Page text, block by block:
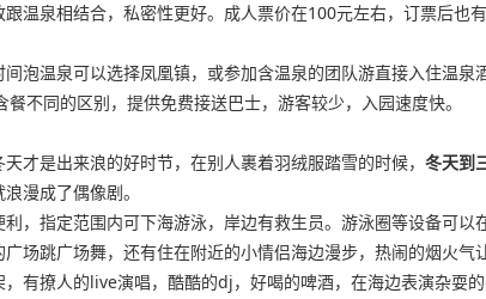
温泉相结合，私密性更好。成人票价在100元左右，订票后也
泡温泉可以选择凤凰镇，或参加含温泉的团队游直接入住温
不同的区别，提供免费接送巴士，游客较少，入园速度快。
才是出来浪的好时节，在别人裹着羽绒服踏雪的时候， 冬天到
漫成了偶像剧。
，指定范围内可下海游泳，岸边有救生员。游泳圈等设备可以
场跳广场舞，还有住在附近的小情侣海边漫步，热闹的烟火气
有撩人的live演唱，酷酷的dj，好喝的啤酒，在海边表演杂耍